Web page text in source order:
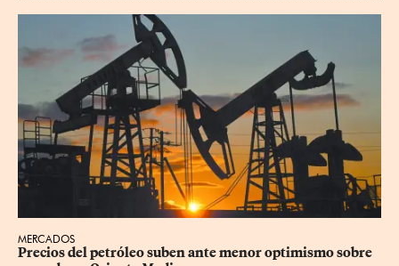
MERCADOS
Precios del petróleo suben ante menor optimismo sobre